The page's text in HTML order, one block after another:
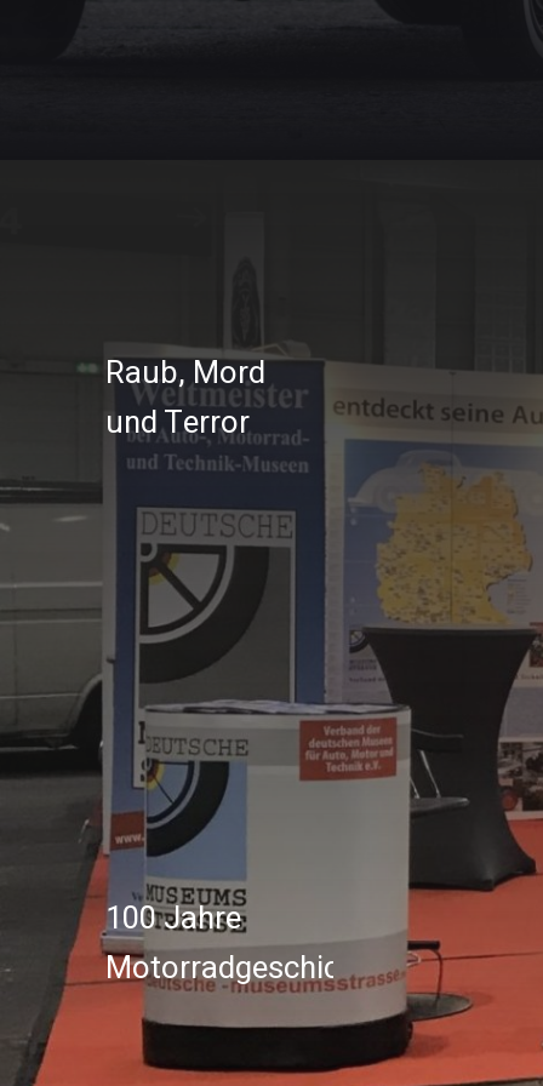
Raub, Mord
und Terror
100 Jahre
Motorradgeschichte
Bikertreff Nordsee
Jeden Sonntag ab 10 Uhr.
April – Oktober
Zum Bikertreff.
Oldtimertreff
Norddeich
8/9 August 2026